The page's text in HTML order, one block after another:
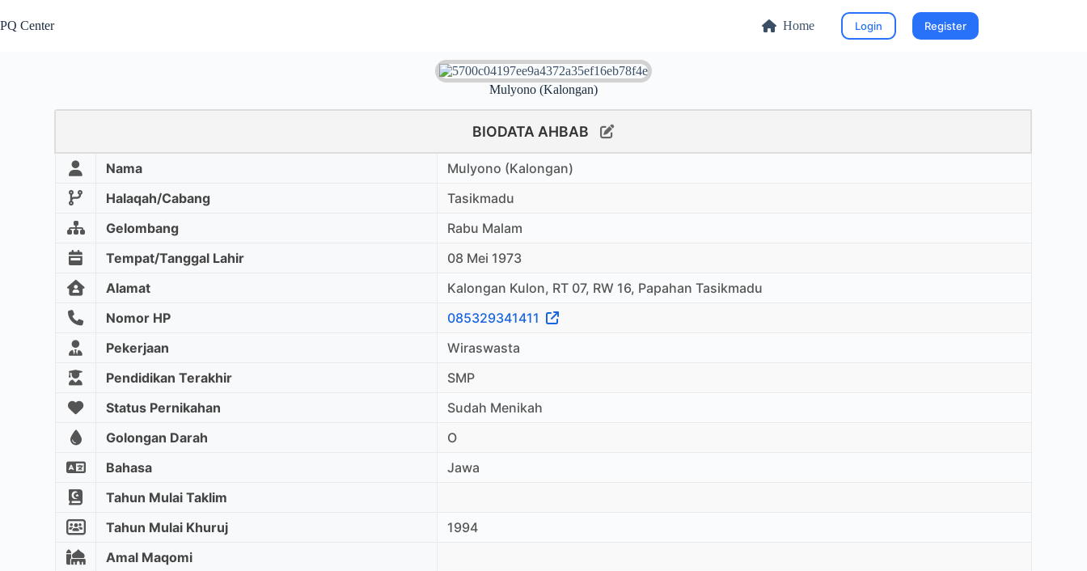
PQ Center Home Login Register
Mulyono (Kalongan)
BIODATA AHBAB
Nama
Mulyono (Kalongan)
Halaqah/Cabang
Tasikmadu
Gelombang
Rabu Malam
Tempat/Tanggal Lahir
08 Mei 1973
Alamat
Kalongan Kulon, RT 07, RW 16, Papahan Tasikmadu
Nomor HP
085329341411
Pekerjaan
Wiraswasta
Pendidikan Terakhir
SMP
Status Pernikahan
Sudah Menikah
Golongan Darah
O
Bahasa
Jawa
Tahun Mulai Taklim
Tahun Mulai Khuruj
1994
Amal Maqomi